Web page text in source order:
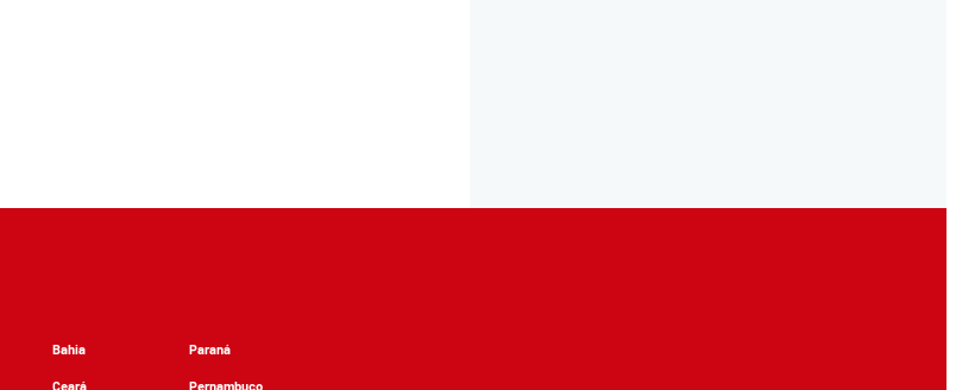
Bahia
Ceará
Paraná
Pernambuco